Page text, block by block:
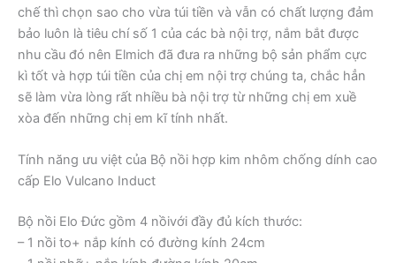
chế thì chọn sao cho vừa túi tiền và vẫn có chất lượng đảm
bảo luôn là tiêu chí số 1 của các bà nội trợ, nắm bắt được
nhu cầu đó nên Elmich đã đưa ra những bộ sản phẩm cực
kì tốt và hợp túi tiền của chị em nội trợ chúng ta, chắc hẳn
sẽ làm vừa lòng rất nhiều bà nội trợ từ những chị em xuề
xòa đến những chị em kĩ tính nhất.
Tính năng ưu việt của Bộ nồi hợp kim nhôm chống dính cao
cấp Elo Vulcano Induct
Bộ nồi Elo Đức gồm 4 nồivới đầy đủ kích thước:
– 1 nồi to+ nắp kính có đường kính 24cm